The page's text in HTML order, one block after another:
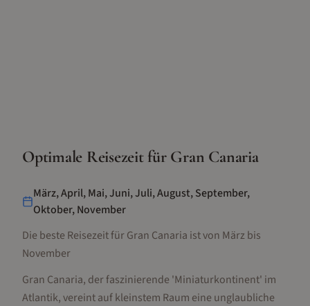
Optimale Reisezeit für Gran Canaria
März, April, Mai, Juni, Juli, August, September,
Oktober, November
Die beste Reisezeit für Gran Canaria ist von März bis
November
Gran Canaria, der faszinierende 'Miniaturkontinent' im
Atlantik, vereint auf kleinstem Raum eine unglaubliche